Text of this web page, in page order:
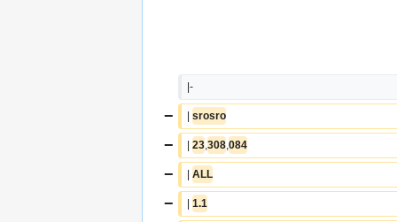
|-
− | srosro
− | 23 ,308 ,084
− | ALL
− | 1.1